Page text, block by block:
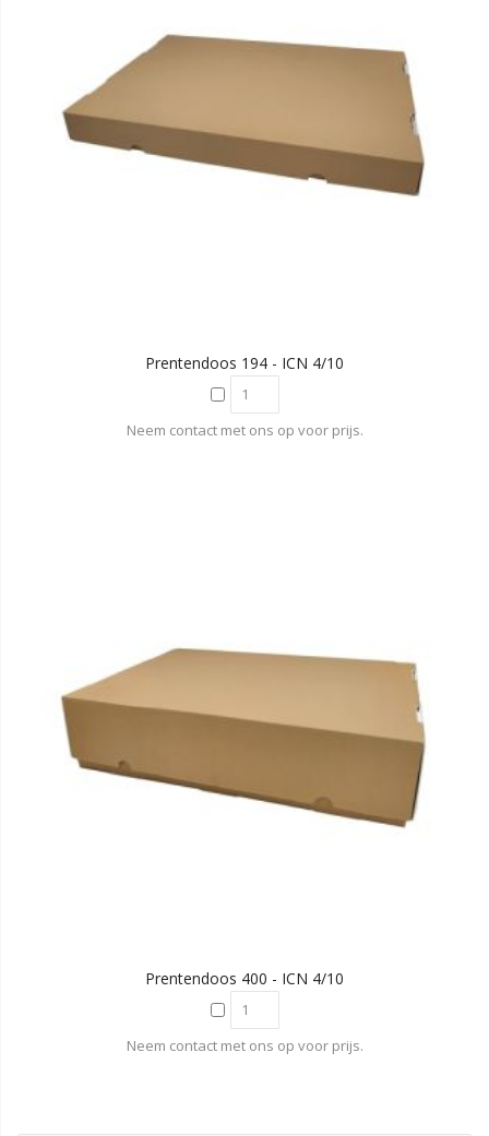
Prentendoos 194 - ICN 4/10
Neem contact met ons op voor prijs.
Prentendoos 400 - ICN 4/10
Neem contact met ons op voor prijs.